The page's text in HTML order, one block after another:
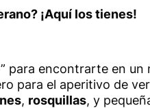
¡Aquí los tienes!
para encontrarte en
para el aperitivo de
, rosquillas, y